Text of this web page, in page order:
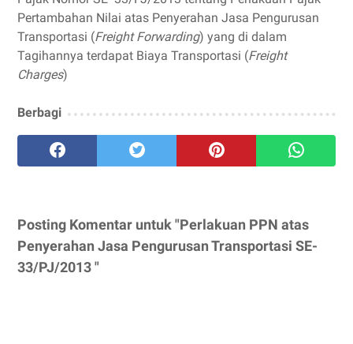
Pertambahan Nilai atas Penyerahan Jasa Pengurusan
Transportasi (Freight Forwarding) yang di dalam
Tagihannya terdapat Biaya Transportasi (Freight
Charges)
Berbagi
Posting Komentar untuk "Perlakuan PPN atas
Penyerahan Jasa Pengurusan Transportasi SE-
33/PJ/2013 "